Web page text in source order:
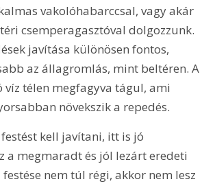
vakolóhabarccsal, vagy akár
csemperagasztóval dolgozzunk.
javítása különösen fontos,
az állagromlás, mint beltéren. A
víz télen megfagyva tágul, ami
növekszik a repedés.
kell javítani, itt is jó
a megmaradt és jól lezárt eredeti
nem túl régi, akkor nem lesz